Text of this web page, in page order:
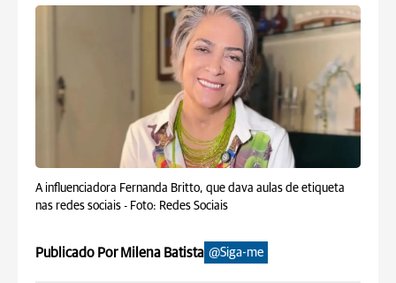
A influenciadora Fernanda Britto, que dava aulas de etiqueta
nas redes sociais - Foto: Redes Sociais
Publicado Por Milena Batista @Siga-me